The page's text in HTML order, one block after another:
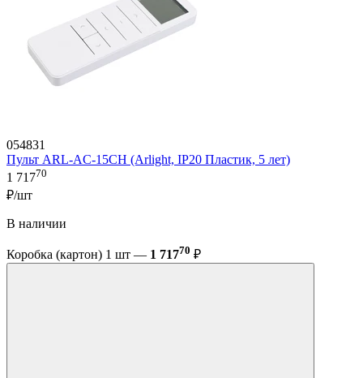
054831
Пульт ARL-AC-15CH (Arlight, IP20 Пластик, 5 лет)
1 71770
₽/шт
В наличии
Коробка (картон) 1 шт — 1 71770 ₽